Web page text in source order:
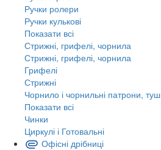
Ручки ролери
Ручки кулькові
Показати всі
Стрижні, грифелі, чорнила
Стрижні, грифелі, чорнила
Грифелі
Стрижні
Чорнило і чорнильні патрони, туш
Показати всі
Чинки
Циркулі і Готовальні
Офісні дрібниці